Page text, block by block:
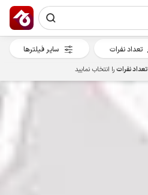
تعداد نفرات سایر فیلترها
تعداد نفراترا انتخاب نمایید